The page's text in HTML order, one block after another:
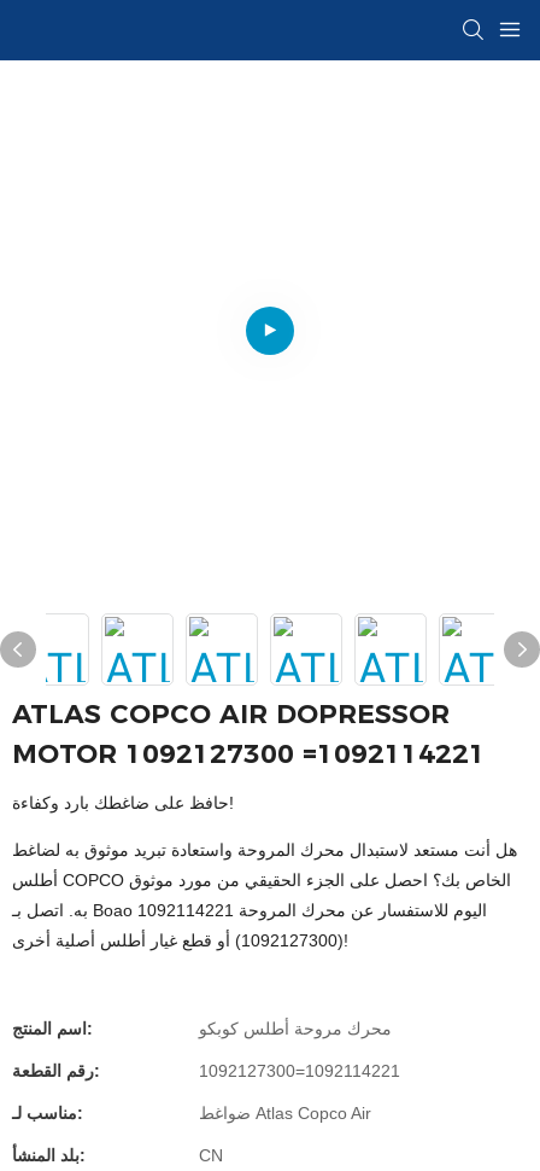
ATLAS COPCO AIR DOPRESSOR
MOTOR 1092127300 =1092114221
حافظ على ضاغطك بارد وكفاءة!
هل أنت مستعد لاستبدال محرك المروحة واستعادة تبريد موثوق به لضاغط
أطلس COPCO الخاص بك؟ احصل على الجزء الحقيقي من مورد موثوق
به. اتصل بـ Boao اليوم للاستفسار عن محرك المروحة 1092114221
(1092127300) أو قطع غيار أطلس أصلية أخرى!
اسم المنتج: محرك مروحة أطلس كوبكو
رقم القطعة: 1092127300=1092114221
مناسب لـ: ضواغط Atlas Copco Air
بلد المنشأ: CN